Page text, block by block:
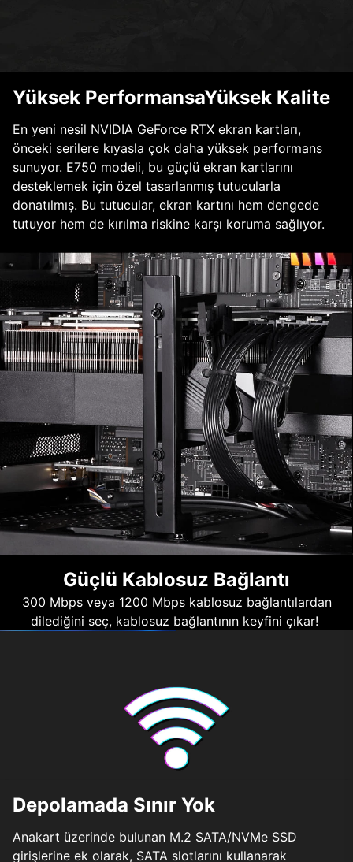
Yüksek PerformansaYüksek Kalite
En yeni nesil NVIDIA GeForce RTX ekran kartları,
önceki serilere kıyasla çok daha yüksek performans
sunuyor. E750 modeli, bu güçlü ekran kartlarını
desteklemek için özel tasarlanmış tutucularla
donatılmış. Bu tutucular, ekran kartını hem dengede
tutuyor hem de kırılma riskine karşı koruma sağlıyor.
Güçlü Kablosuz Bağlantı
300 Mbps veya 1200 Mbps kablosuz bağlantılardan
dilediğini seç, kablosuz bağlantının keyfini çıkar!
Depolamada Sınır Yok
Anakart üzerinde bulunan M.2 SATA/NVMe SSD
girişlerine ek olarak, SATA slotlarını kullanarak